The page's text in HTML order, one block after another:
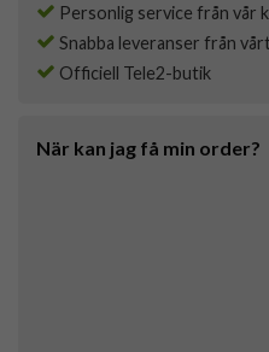
Personlig service från vår
Snabba leveranser från
Officiell Tele2-butik
När kan jag få min order?